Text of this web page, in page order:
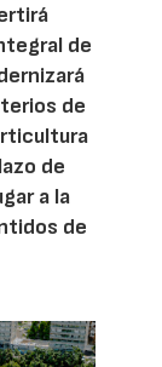
de
de
de
a la
de